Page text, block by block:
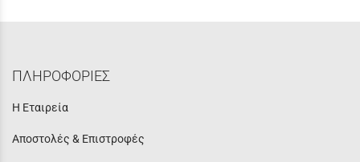
ΠΛΗΡΟΦΟΡΙΕΣ
Η Εταιρεία
Αποστολές & Επιστροφές